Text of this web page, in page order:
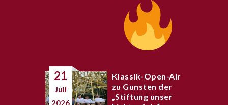
21
Juli
2026
Klassik-Open-Air
zu Gunsten der
„Stiftung unser